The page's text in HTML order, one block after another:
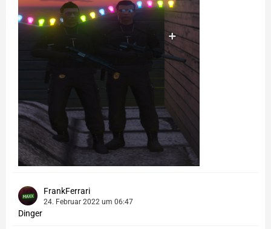
FrankFerrari
24. Februar 2022 um 06:47
Dinger